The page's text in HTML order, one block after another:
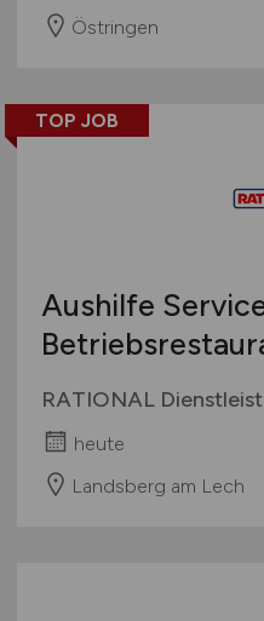
Östringen
TOP JOB
Aushilfe
RATIONAL
heute
Landsberg am Lech